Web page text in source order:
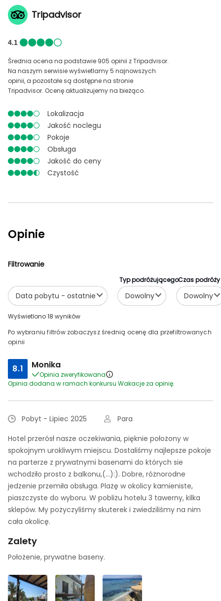
Tripadvisor
4.1
Średnia ocena na podstawie 905 opinii z Tripadvisor.
Na naszym serwisie wyświetlamy 5 najnowszych
opinii, a pozostałe są dostępne na stronie
Tripadvisor. Ocenę aktualizujemy na bieżąco.
Lokalizacja
Jakość noclegu
Pokoje
Obsługa
Jakość do ceny
Czystość
Opinie
Filtrowanie
Typ podróżującego
Dowolny
Czas podróży
Dowolny
Data pobytu - ostatnie
Wyświetlono 18 wyników
Po wybraniu filtrów zobaczysz średnią ocenę dla przefiltrowanych
opinii
8.1 Monika
Opinia zweryfikowana
Opinia dodana w ramach konkursu Wakacje za opinię.
Pobyt - Lipiec 2025
Para
Hotel przerósł nasze oczekiwania, pięknie położony w
spokojnym urokliwym miejscu. Dostaliśmy najlepsze pokoje
na parterze z prywatnymi basenami do których sie
wchodziło prosto z balkonu,(...):). Dobre, różnorodne
jedzenie przemiła obsługa. Plażę w okolicy kamieniste,
piaszczyste do wyboru. W pobliżu hotelu 3 tawerny, kilka
sklepów. My pożyczyliśmy skuterek i zwiedziliśmy na nim
cała okolicę.
Zalety
Położenie, prywatne baseny.